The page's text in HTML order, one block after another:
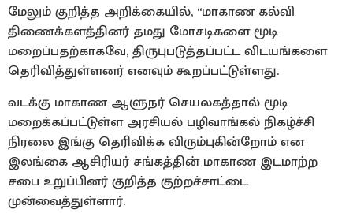
மேலும் குறித்த அறிக்கையில், “மாகாண கல்வி
திணைக்களத்தினர் தமது மோசடிகளை மூடி
மறைப்பதற்காகவே, திருபுபடுத்தப்பட்ட விடயங்களை
தெரிவித்துள்ளனர் எனவும் கூறப்பட்டுள்ளது.
வடக்கு மாகாண ஆளுநர் செயலகத்தால் மூடி
மறைக்கப்பட்டுள்ள அரசியல் பழிவாங்கல் நிகழ்ச்சி
நிரலை இங்கு தெரிவிக்க விரும்புகின்றோம் என
இலங்கை ஆசிரியர் சங்கத்தின் மாகாண இடமாற்ற
சபை உறுப்பினர் குறித்த குற்றச்சாட்டை
முன்வைத்துள்ளார்.